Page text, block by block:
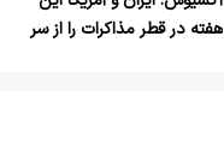
هفته در قطر مذاکرات را از سر